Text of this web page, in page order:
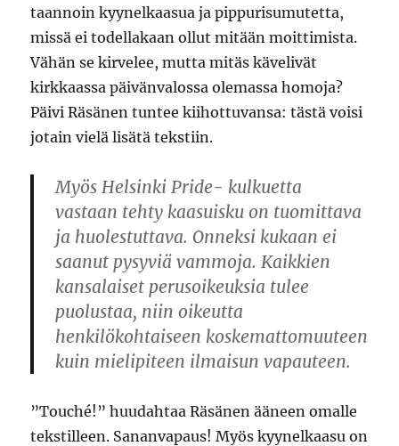
taannoin kyynelkaasua ja pippurisumutetta,
missä ei todellakaan ollut mitään moittimista.
Vähän se kirvelee, mutta mitäs kävelivät
kirkkaassa päivänvalossa olemassa homoja?
Päivi Räsänen tuntee kiihottuvansa: tästä voisi
jotain vielä lisätä tekstiin.
Myös Helsinki Pride- kulkuetta
vastaan tehty kaasuisku on tuomittava
ja huolestuttava. Onneksi kukaan ei
saanut pysyviä vammoja. Kaikkien
kansalaiset perusoikeuksia tulee
puolustaa, niin oikeutta
henkilökohtaiseen koskemattomuuteen
kuin mielipiteen ilmaisun vapauteen.
”Touché!” huudahtaa Räsänen ääneen omalle
tekstilleen. Sananvapaus! Myös kyynelkaasu on